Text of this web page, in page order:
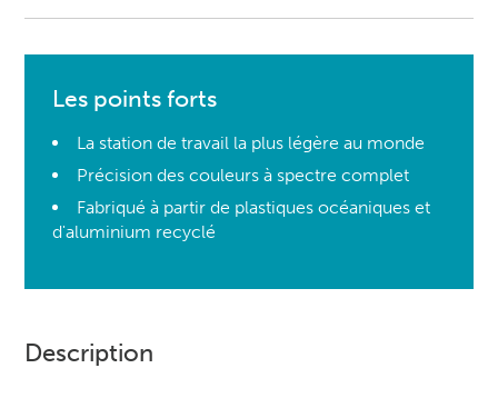
Les points forts
La station de travail la plus légère au monde
Précision des couleurs à spectre complet
Fabriqué à partir de plastiques océaniques et
d'aluminium recyclé
Description